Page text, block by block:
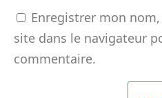
Enregistrer mon
site dans le navigateur
commentaire.